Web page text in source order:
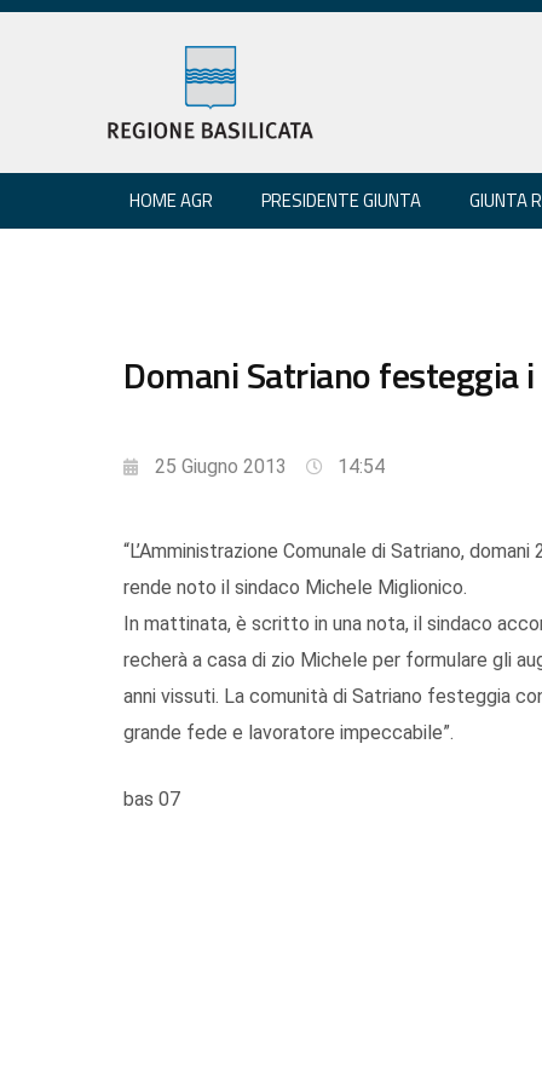
HOME AGR PRESIDENTE GIUNTA GIUNTA
Domani Satriano festeggia
25 Giugno 2013 14:54
“L’Amministrazione Comunale di Satriano,
rende noto il sindaco Michele Miglionico.
In mattinata, è scritto in una nota, il sindaco
recherà a casa di zio Michele per formulare gli
anni vissuti. La comunità di Satriano festeggia
grande fede e lavoratore impeccabile”.
bas 07